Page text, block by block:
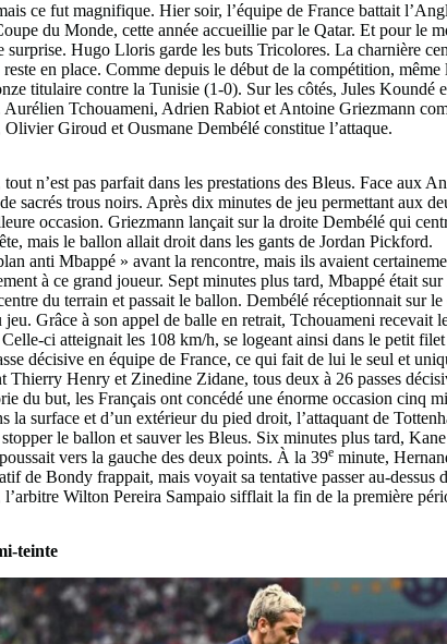
ce fut magnifique. Hier soir, l’équipe de France battait
du Monde, cette année accueillie par le Qatar. Et pour le
surprise. Hugo Lloris garde les buts Tricolores. La charnière
en place. Comme depuis le début de la compétition,
titulaire contre la Tunisie (1-0). Sur les côtés, Jules Koundé
Aurélien Tchouameni, Adrien Rabiot et Antoine Griezmann
Giroud et Ousmane Dembélé constitue l’attaque.
n’est pas parfait dans les prestations des Bleus. Face aux
sacrés trous noirs. Après dix minutes de jeu permettant aux
occasion. Griezmann lançait sur la droite Dembélé qui
mais le ballon allait droit dans les gants de Jordan Pickford.
anti Mbappé » avant la rencontre, mais ils avaient
à ce grand joueur. Sept minutes plus tard, Mbappé était
du terrain et passait le ballon. Dembélé réceptionnait sur
Grâce à son appel de balle en retrait, Tchouameni recevait
ci atteignait les 108 km/h, se logeant ainsi dans le petit
décisive en équipe de France, ce qui fait de lui le seul et
Thierry Henry et Zinedine Zidane, tous deux à 26 passes
du but, les Français ont concédé une énorme occasion cinq
la surface et d’un extérieur du pied droit, l’attaquant de
le ballon et sauver les Bleus. Six minutes plus tard,
vers la gauche des deux points. À la 39e minute,
de Bondy frappait, mais voyait sa tentative passer au-dessus
Wilton Pereira Sampaio sifflait la fin de la première
teinte